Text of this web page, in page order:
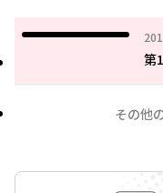
第
その他